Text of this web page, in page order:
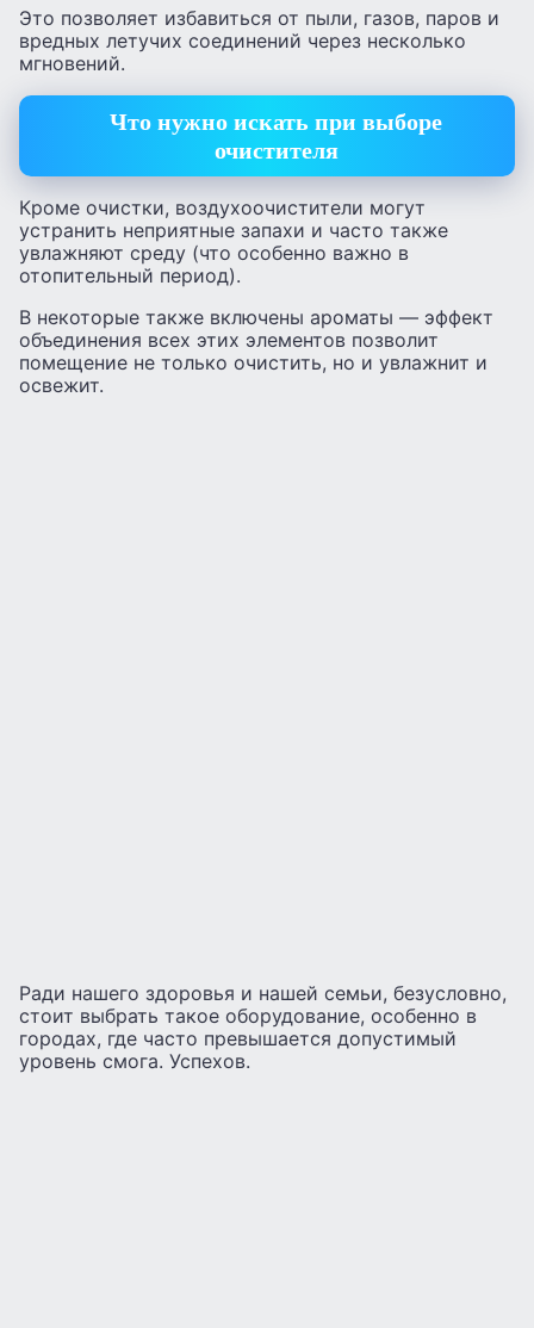
Это позволяет избавиться от пыли, газов, паров и
вредных летучих соединений через несколько
мгновений.
Что нужно искать при выборе
очистителя
Кроме очистки, воздухоочистители могут
устранить неприятные запахи и часто также
увлажняют среду (что особенно важно в
отопительный период).
В некоторые также включены ароматы — эффект
объединения всех этих элементов позволит
помещение не только очистить, но и увлажнит и
освежит.
Ради нашего здоровья и нашей семьи, безусловно,
стоит выбрать такое оборудование, особенно в
городах, где часто превышается допустимый
уровень смога. Успехов.